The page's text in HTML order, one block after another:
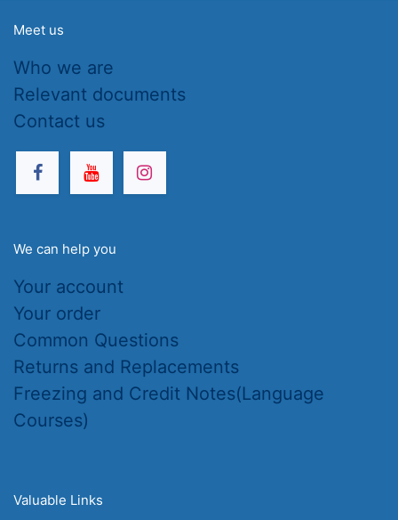
Meet us
Who we are
Relevant documents
Contact us
We can help you
Your account
Your order
Common Questions
Returns and Replacements
Freezing and Credit Notes(Language
Courses)
Valuable Links